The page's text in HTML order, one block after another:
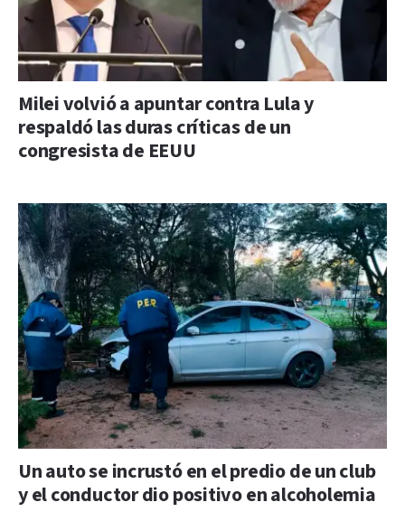
Milei volvió a apuntar contra Lula y
respaldó las duras críticas de un
congresista de EEUU
Un auto se incrustó en el predio de un club
y el conductor dio positivo en alcoholemia